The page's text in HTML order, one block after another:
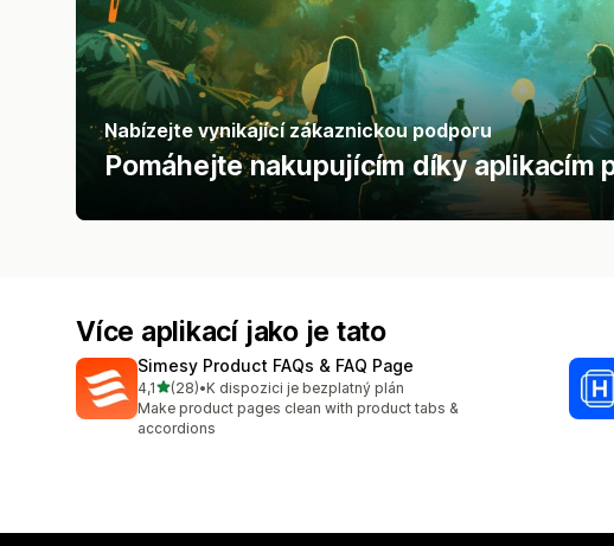
Nabízejte vynikající zákaznickou podporu
Pomáhejte nakupujícím díky aplikacím
Více aplikací jako je tato
Simesy Product FAQs & FAQ Page
4,1z 5 hvězd
(28)
Celkový počet recenzí: 28
•K dispozici je bezplatný plán
Make product pages clean with product tabs &
accordions